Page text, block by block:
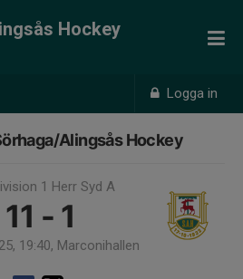
Logga in
Hockey
Alingsås Hockey
1 Herr Syd A
11 - 1
19:40, Marconihallen